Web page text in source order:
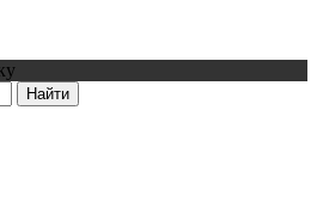
Найти